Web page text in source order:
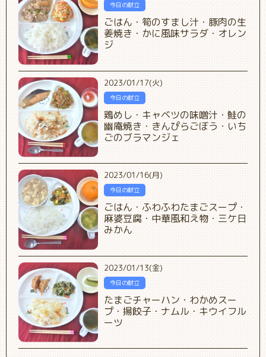
今日の献立
ごはん・筍のすまし汁・豚肉の生
姜焼き・かに風味サラダ・オレン
ジ
2023/01/17(火)
今日の献立
鶏めし・キャベツの味噌汁・鮭の
幽庵焼き・きんぴらごぼう・いち
ごのブラマンジェ
2023/01/16(月)
今日の献立
ごはん・ふわふわたまごスープ・
麻婆豆腐・中華風和え物・三ケ日
みかん
2023/01/13(金)
今日の献立
たまごチャーハン・わかめスー
プ・揚餃子・ナムル・キウイフル
ーツ